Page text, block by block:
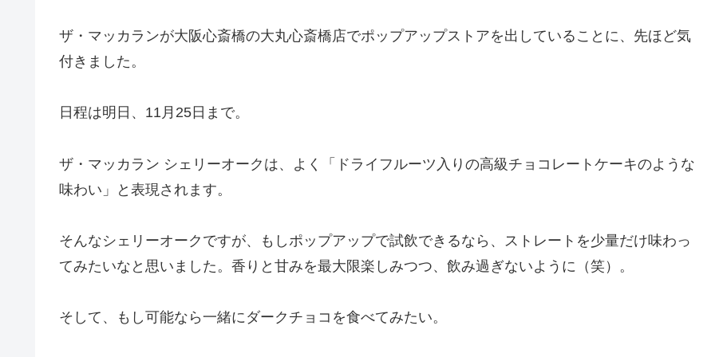
ザ・マッカランが大阪心斎橋の大丸心斎橋店でポップアップストアを出していることに、先ほど気
付きました。
日程は明日、11月25日まで。
ザ・マッカラン シェリーオークは、よく「ドライフルーツ入りの高級チョコレートケーキのような
味わい」と表現されます。
そんなシェリーオークですが、もしポップアップで試飲できるなら、ストレートを少量だけ味わっ
てみたいなと思いました。香りと甘みを最大限楽しみつつ、飲み過ぎないように（笑）。
そして、もし可能なら一緒にダークチョコを食べてみたい。